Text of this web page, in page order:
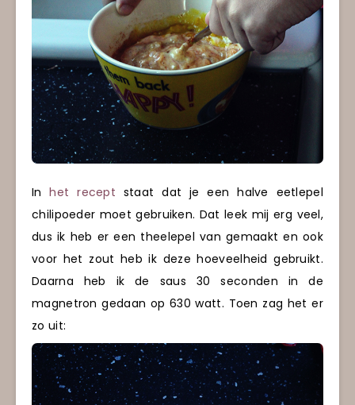
Inhet recept staat dat je een halve eetlepel
chilipoeder moet gebruiken. Dat leek mij erg veel,
dus ik heb er een theelepel van gemaakt en ook
voor het zout heb ik deze hoeveelheid gebruikt.
Daarna heb ik de saus 30 seconden in de
magnetron gedaan op 630 watt. Toen zag het er
zo uit: